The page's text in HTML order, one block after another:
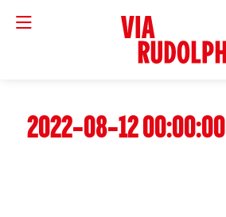
2022-08-12 00:00:00